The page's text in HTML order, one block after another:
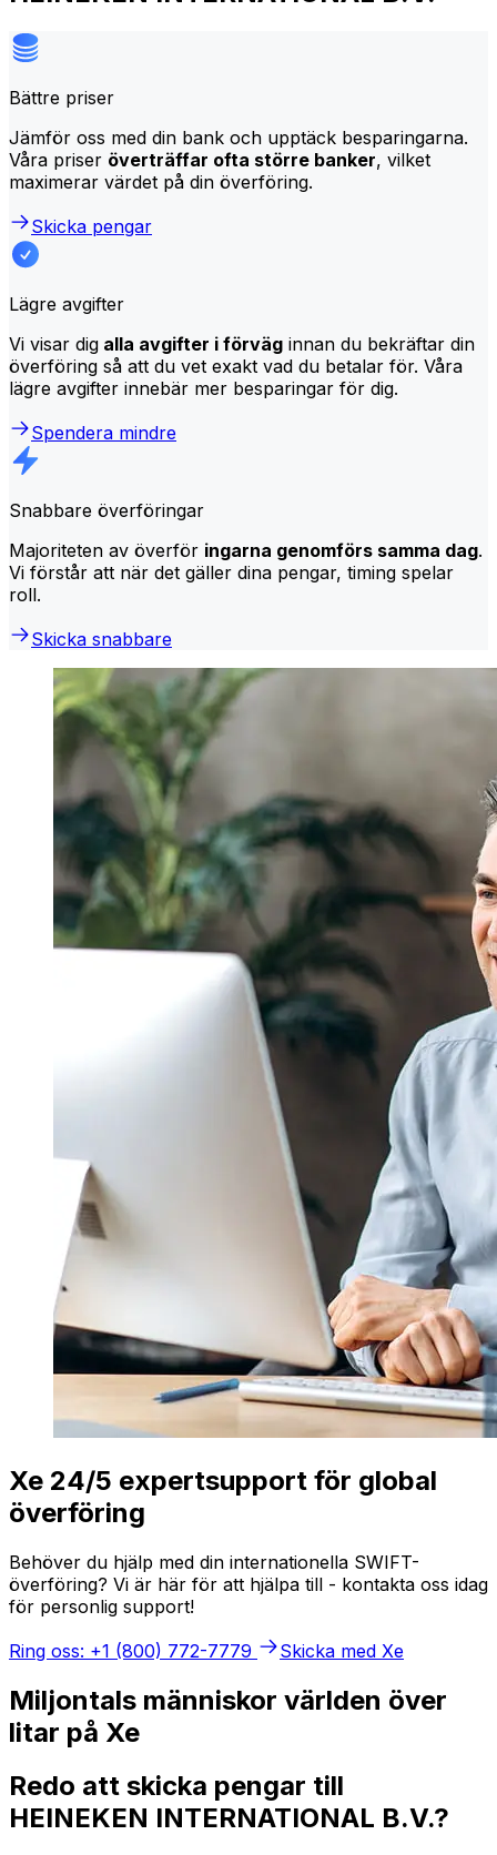
Bättre priser
Jämför oss med din bank och upptäck besparingarna.
Våra priser överträffar ofta större banker, vilket
maximerar värdet på din överföring.
Skicka pengar
Lägre avgifter
Vi visar dig alla avgifter i förväg innan du bekräftar din
överföring så att du vet exakt vad du betalar för. Våra
lägre avgifter innebär mer besparingar för dig.
Spendera mindre
Snabbare överföringar
Majoriteten av överför ingarna genomförs samma dag.
Vi förstår att när det gäller dina pengar, timing spelar
roll.
Skicka snabbare
Xe 24/5 expertsupport för global
överföring
Behöver du hjälp med din internationella SWIFT-
överföring? Vi är här för att hjälpa till - kontakta oss idag
för personlig support!
Ring oss: +1 (800) 772-7779
Skicka med Xe
Miljontals människor världen över
litar på Xe
Redo att skicka pengar till
HEINEKEN INTERNATIONAL B.V.?